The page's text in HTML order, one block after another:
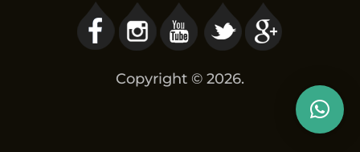
Copyright © 2026.